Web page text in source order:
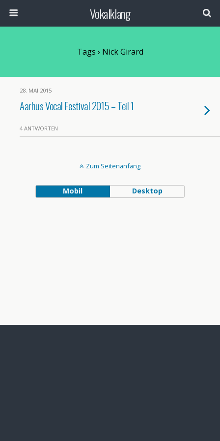
Vokalklang
Tags › Nick Girard
28. MAI 2015
Aarhus Vocal Festival 2015 – Teil 1
4 ANTWORTEN
Zum Seitenanfang
Mobil Desktop